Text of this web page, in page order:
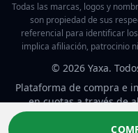
Todas las marcas, logos y
son propiedad de sus
referencial para identificar
implica afiliación, patrocinio
© 2026 Yaxa.
Plataforma de compra e
en cuotas a través de
Internet